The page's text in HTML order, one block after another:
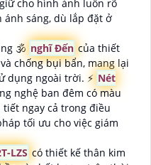
cho hình ảnh luôn rõ
ánh sáng, dù lắp đặt ở
🕉️ nghĩ Đến của thiết
chống bụi bẩn, mang lại
dụng ngoài trời. ⚡ Nét
nghệ ban đêm có màu
ngay cả trong điều
tối ưu cho việc giám
LZS có thiết kế thân kim